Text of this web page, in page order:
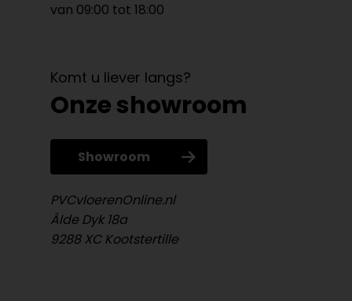
van 09:00 tot 18:00
Komt u liever langs?
Onze showroom
Showroom
PVCvloerenOnline.nl
Âlde Dyk 18a
9288 XC Kootstertille